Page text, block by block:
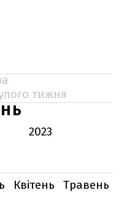
тижня
2023
Квітень
Травень